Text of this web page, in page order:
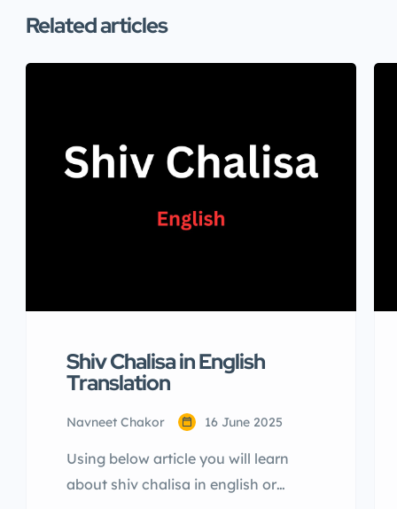
Related articles
Shiv Chalisa in English
Translation
Navneet Chakor 16 June 2025
Using below article you will learn
about shiv chalisa in english or